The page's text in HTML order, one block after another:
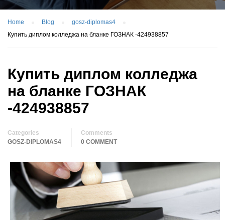
Home Blog
gosz-diplomas4
Купить диплом колледжа на бланке ГОЗНАК -424938857
Купить диплом колледжа
на бланке ГОЗНАК
-424938857
Categories
GOSZ-DIPLOMAS4
Comments
0 COMMENT